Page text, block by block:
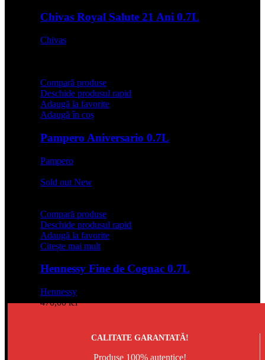
Chivas Royal Salute 21 Ani 0.7L
Chivas
Compară produse
Deschide produsul rapid
Adaugă la favorite
Adaugă în coș
Pampero Aniversario 0.7L
Pampero
Sold out New
Compară produse
Deschide produsul rapid
Adaugă la favorite
Citește mai mult
Hennessy Fine de Cognac 0.7L
Hennessy
470,00lei
CALITATE GARANTATĂ!
Produse 100% autentice!